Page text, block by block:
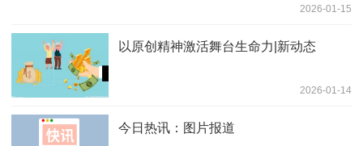
2026-01-15
以原创精神激活舞台生命力|新动态
2026-01-14
今日热讯：图片报道